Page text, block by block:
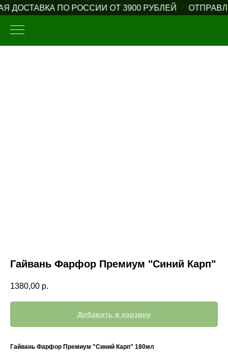
ДОСТАВКА ПО РОССИИ ОТ 3900 РУБЛЕЙ
Гайвань Фарфор Премиум "Синий Карп"
1380,00 р.
Добавить в корзину
Гайвань Фарфор Премиум "Синий Карп" 180мл